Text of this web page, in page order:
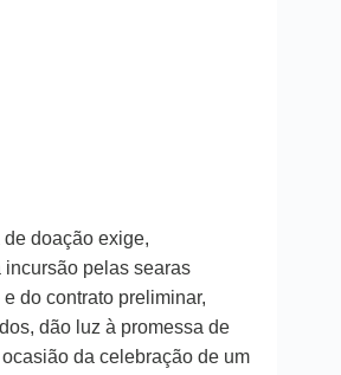
doação exige,
incursão pelas searas
do contrato preliminar,
dão luz à promessa de
da celebração de um